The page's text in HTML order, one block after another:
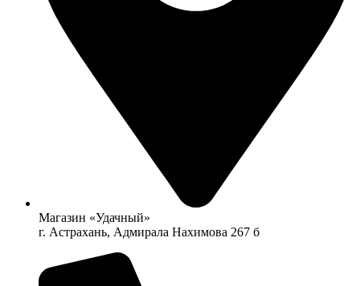
Магазин «Удачный»
г. Астрахань, Адмирала Нахимова 267 б